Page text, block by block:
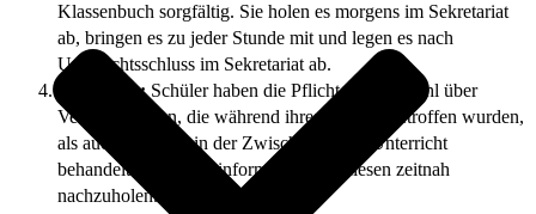
Klassenbuch sorgfältig. Sie holen es morgens im Sekretariat
ab, bringen es zu jeder Stunde mit und legen es nach
Unterrichtsschluss im Sekretariat ab.
Fehlzeiten:Schüler haben die Pflicht, sich sowohl über
Vereinbarungen, die während ihres Fehlens getroffen wurden,
als auch über den in der Zwischenzeit im Unterricht
behandelten Stoff zu informieren und diesen zeitnah
nachzuholen.